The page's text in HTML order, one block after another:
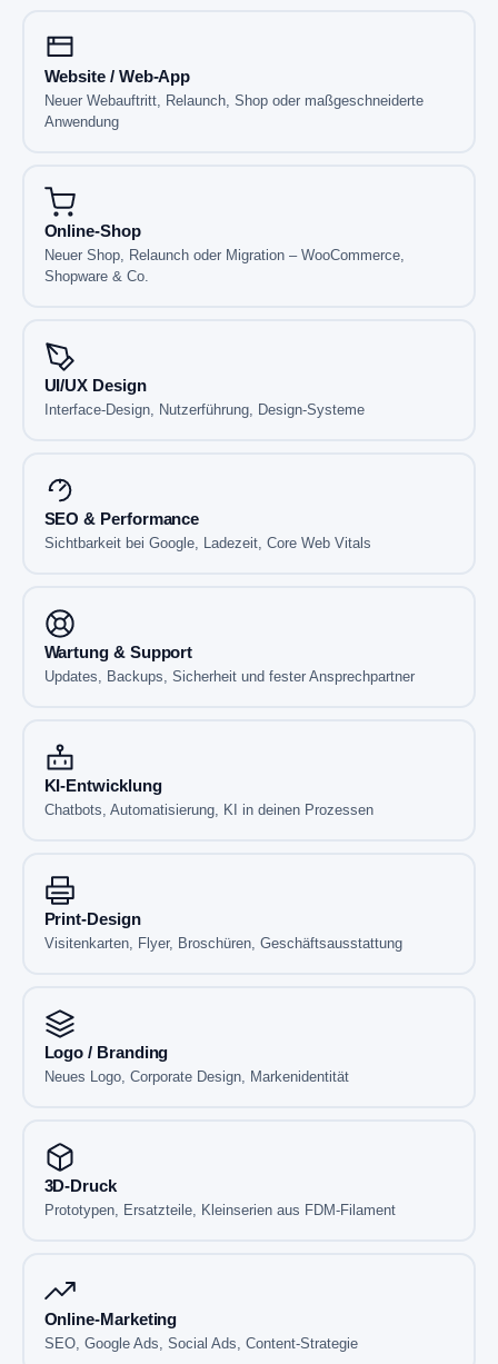
Website / Web-App
Neuer Webauftritt, Relaunch, Shop oder maßgeschneiderte
Anwendung
Online-Shop
Neuer Shop, Relaunch oder Migration – WooCommerce,
Shopware & Co.
UI/UX Design
Interface-Design, Nutzerführung, Design-Systeme
SEO & Performance
Sichtbarkeit bei Google, Ladezeit, Core Web Vitals
Wartung & Support
Updates, Backups, Sicherheit und fester Ansprechpartner
KI-Entwicklung
Chatbots, Automatisierung, KI in deinen Prozessen
Print-Design
Visitenkarten, Flyer, Broschüren, Geschäftsausstattung
Logo / Branding
Neues Logo, Corporate Design, Markenidentität
3D-Druck
Prototypen, Ersatzteile, Kleinserien aus FDM-Filament
Online-Marketing
SEO, Google Ads, Social Ads, Content-Strategie